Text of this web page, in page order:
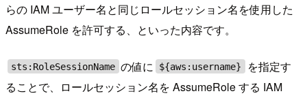
らの IAM ユーザー名と同じロールセッション名を使用した
AssumeRole を許可する、といった内容です。
sts:RoleSessionName の値に ${aws:username}
を指定す
ることで、ロールセッション名を AssumeRole する IAM